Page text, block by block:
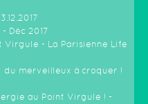
Déc 2017
- La Parisienne Life
du merveilleux à croquer !
au Point Virgule ! -